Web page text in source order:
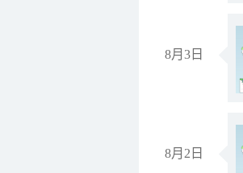
8月3日
8月2日